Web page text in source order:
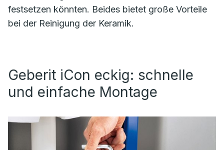
festsetzen könnten. Beides bietet große Vorteile
bei der Reinigung der Keramik.
Geberit iCon eckig: schnelle
und einfache Montage